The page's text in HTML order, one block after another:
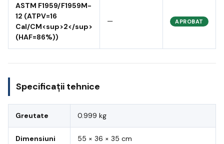
ASTM F1959/F1959M-
12 (ATPV=16
Cal/CM<sup>2</sup>
(HAF=86%))
— APROBAT
Specificații tehnice
Greutate 0.999 kg
Dimensiuni 55 × 36 × 35 cm